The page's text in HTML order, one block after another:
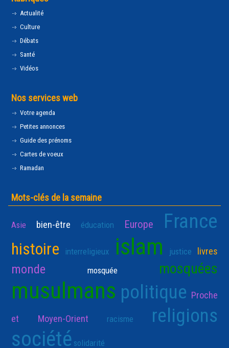
Actualité
Culture
Débats
Santé
Vidéos
Nos services web
Votre agenda
Petites annonces
Guide des prénoms
Cartes de voeux
Ramadan
Mots-clés de la semaine
Asie bien-être éducation Europe France
histoire interreligieux islam justice livres
monde mosquée mosquées
musulmans politique Proche
et Moyen-Orient racisme religions
société solidarité